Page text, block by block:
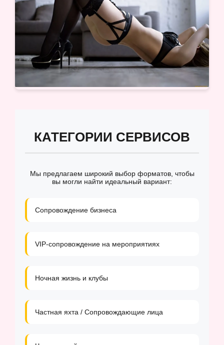
КАТЕГОРИИ СЕРВИСОВ
Мы предлагаем широкий выбор форматов, чтобы
вы могли найти идеальный вариант:
Сопровождение бизнеса
VIP-сопровождение на мероприятиях
Ночная жизнь и клубы
Частная яхта / Сопровождающие лица